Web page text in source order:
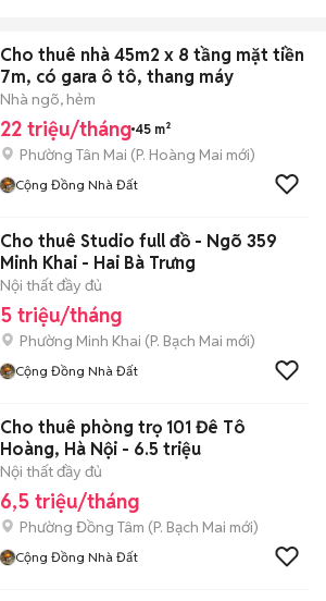
Cho thuê nhà 45m2 x 8 tầng mặt tiền
7m, có gara ô tô, thang máy
Nhà ngõ, hẻm
22 triệu/tháng 45 m²
Phường Tân Mai (P. Hoàng Mai mới)
Cộng Đồng Nhà Đất
Cho thuê Studio full đồ - Ngõ 359
Minh Khai - Hai Bà Trưng
Nội thất đầy đủ
5 triệu/tháng
Phường Minh Khai (P. Bạch Mai mới)
Cộng Đồng Nhà Đất
Cho thuê phòng trọ 101 Đê Tô
Hoàng, Hà Nội - 6.5 triệu
Nội thất đầy đủ
6,5 triệu/tháng
Phường Đồng Tâm (P. Bạch Mai mới)
Cộng Đồng Nhà Đất